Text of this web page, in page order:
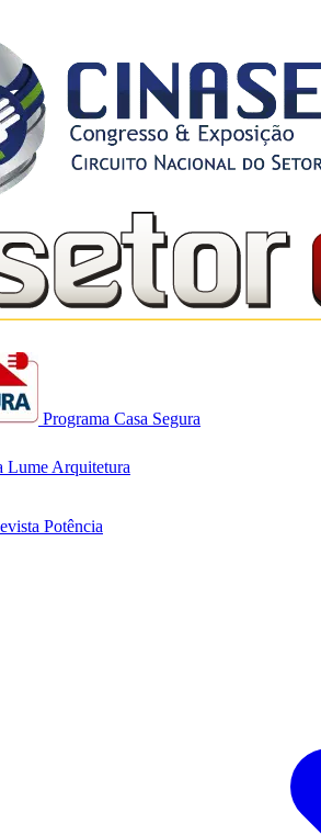
Programa Casa Segura
Lume Arquitetura
Potência